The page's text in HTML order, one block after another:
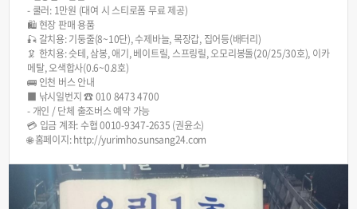
- 쿨러: 1만원 (대여 시 스티로폼 무료 제공)
🛍 현장 판매 용품
🎣 갈치용: 기둥줄(8~10단), 수제바늘, 목장갑, 집어등(배터리)
🦑 한치용: 슷테, 삼봉, 애기, 베이트릴, 스프링릴, 오모리봉돌(20/25/30호), 이카
메탈, 오색합사(0.6~0.8호)
🚌 인천 버스 안내
■ 낚시일번지 ☎ 010 8473 4700
- 개인 / 단체 출조버스 예약 가능
💳 입금 계좌: 수협 0010-9347-2635 (권윤소)
🌐 홈페이지: http://yurimho.sunsang24.com